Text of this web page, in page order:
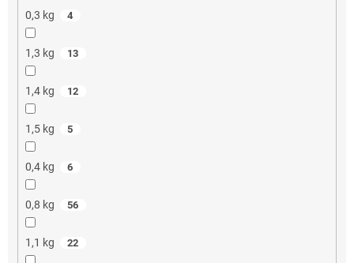
0,3 kg 4
1,3 kg 13
1,4 kg 12
1,5 kg 5
0,4 kg 6
0,8 kg 56
1,1 kg 22